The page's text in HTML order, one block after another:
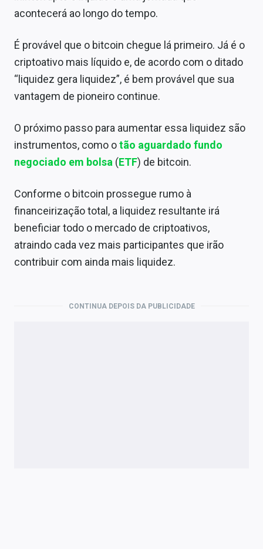
acontecerá ao longo do tempo.
É provável que o bitcoin chegue lá primeiro. Já é o
criptoativo mais líquido e, de acordo com o ditado
“liquidez gera liquidez”, é bem provável que sua
vantagem de pioneiro continue.
O próximo passo para aumentar essa liquidez são
instrumentos, como otão aguardado fundo
negociado em bolsa (ETF) de bitcoin.
Conforme o bitcoin prossegue rumo à
financeirização total, a liquidez resultante irá
beneficiar todo o mercado de criptoativos,
atraindo cada vez mais participantes que irão
contribuir com ainda mais liquidez.
CONTINUA DEPOIS DA PUBLICIDADE